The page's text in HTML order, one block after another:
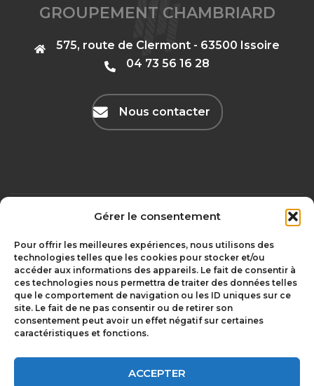
Gérer le consentement
Pour offrir les meilleures expériences, nous utilisons des
technologies telles que les cookies pour stocker et/ou
accéder aux informations des appareils. Le fait de consentir à
ces technologies nous permettra de traiter des données telles
que le comportement de navigation ou les ID uniques sur ce
site. Le fait de ne pas consentir ou de retirer son
consentement peut avoir un effet négatif sur certaines
caractéristiques et fonctions.
ACCEPTER
GROUPEMENT CHAMBRIARD
575, route de Clermont - 63500 Issoire
‭04 73 56 16 28‬
Nous contacter
olivgraphic.com
Chambriard –
depuis 1850 à
Le Groupement
Chambriard
Les Entrepreneurs
Rejoindre le